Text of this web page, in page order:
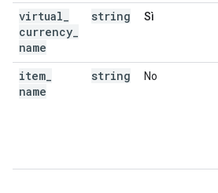
virtual
currency
name
string Sì
item
name
string No